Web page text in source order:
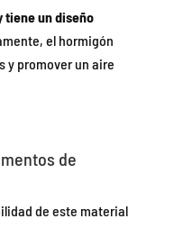
tiene un diseño
el hormigón
y promover un aire
de
de este material